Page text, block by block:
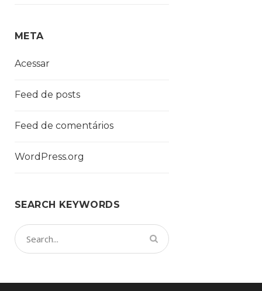
META
Acessar
Feed de posts
Feed de comentários
WordPress.org
SEARCH KEYWORDS